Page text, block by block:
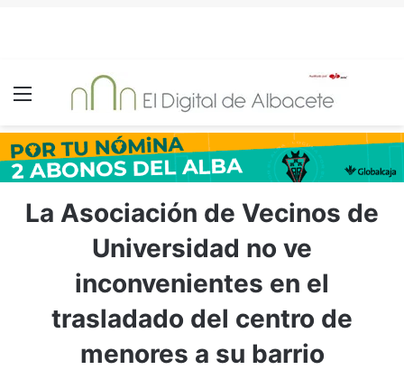
Menú
La Asociación de Vecinos de
Universidad no ve
inconvenientes en el
trasladado del centro de
menores a su barrio